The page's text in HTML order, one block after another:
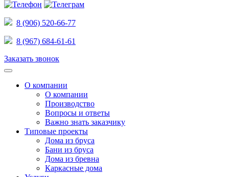
8 (906) 520-66-77
8 (967) 684-61-61
Заказать звонок
О компании
О компании
Производство
Вопросы и ответы
Важно знать заказчику
Типовые проекты
Дома из бруса
Бани из бруса
Дома из бревна
Каркасные дома